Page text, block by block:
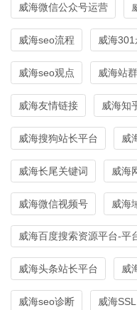
威海微信公众号运营
威海seo流程 威海
威海seo观点 威海站群
威海友情链接 威海知
威海搜狗站长平台 威
威海长尾关键词 威海
威海微信视频号 威海
威海百度搜索资源平台-平
威海头条站长平台 威
威海seo诊断 威海SSL